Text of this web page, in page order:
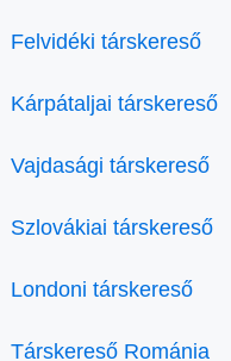
Felvidéki társkereső
Kárpátaljai társkereső
Vajdasági társkereső
Szlovákiai társkereső
Londoni társkereső
Társkereső Románia